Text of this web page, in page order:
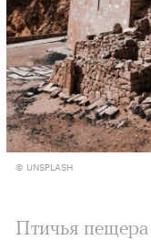
© UNSPLASH
Птичья пещера